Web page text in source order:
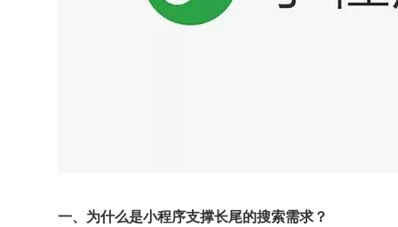
一、为什么是小程序支撑长尾的搜索需求？